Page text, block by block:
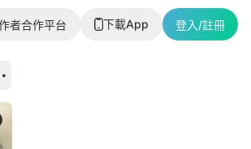
者合作平台 下載App 登入/註冊